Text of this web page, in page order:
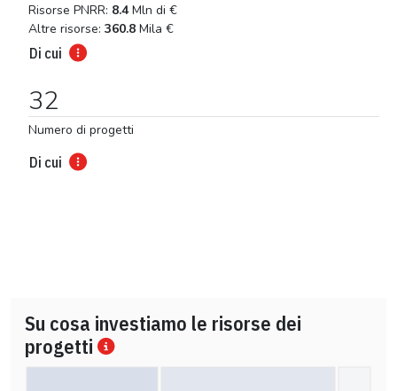
Risorse PNRR: 8.4 Mln di €
Altre risorse: 360.8 Mila €
Di cui
32
Numero di progetti
Di cui
Su cosa investiamo le risorse dei
progetti